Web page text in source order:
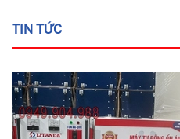
TIN TỨC